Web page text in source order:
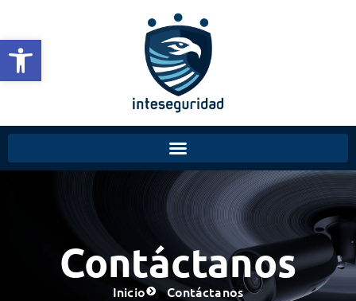
Abrir barra de herramientas
Contáctanos
Inicio Contáctanos